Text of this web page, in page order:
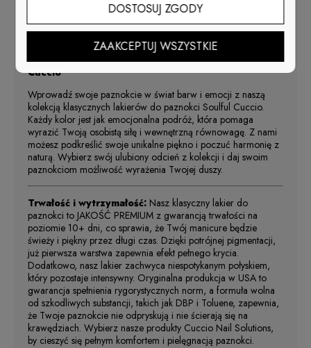
Odcień nude brudnego różu przechodzi w subtelny koralowy
akcent. Paznokcie ozdobione tym kolorem emanują wyjątkową
Kolekcja Klasycznych Lakierów do Paznokci Soulful
Cuccio
Wprowadź swoje paznokcie w świat barw i emocji z naszą
kolekcją klasycznych lakierów do paznokci Soulful Cuccio.
Każdy kolor jest jak emocjonalna podróż, która pomaga
wyrazić Twoją osobistą siłę i wewnętrzną równowagę. Z nami
możesz podkreślić swoje unikalne piękno i poczuć harmonię z
naturą. Wybierz swój ulubiony odcień z kolekcji i daj swoim
paznokciom możliwość wyrażenia Twojej duszy.
Trwałość i wytrzymałość: Nasz klasyczny lakier do
paznokci to JAKOŚĆ PREMIUM z gwarancją trwałości na
poziomie 10+ dni, co sprawia, że Twój manicure będzie
świeży i piękny przez długi czas. Dzięki potrójnej pigmentacji,
już pierwsza warstwa zapewnia efekt pełnego krycia.
Dodatkowo, nasz lakier zachwyca niespotykanym połyskiem,
który pozostaje intensywny. Oryginalna produkcja w USA to
gwarancja spełnienia rygorystycznych norm, a formuła wolna
od szkodliwych substancji, takich jak DBP i Toluene, zapewnia,
że Twoje paznokcie nie odpryskują i nie ścierają się na
krawędziach. Wybierz nasze produkty Cuccio Nail Solutions,
by cieszyć się pełnym komfortem i pielęgnacją paznokci.
DOSTOSUJ ZGODY
ZAAKCEPTUJ WSZYSTKIE